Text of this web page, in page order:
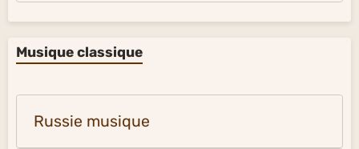
Musique classique
Russie musique